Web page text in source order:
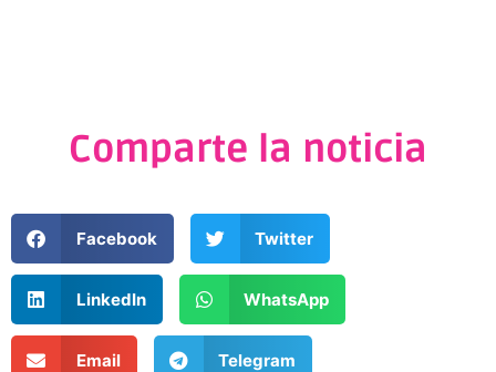
Comparte la noticia
Facebook Twitter
LinkedIn WhatsApp
Email Telegram